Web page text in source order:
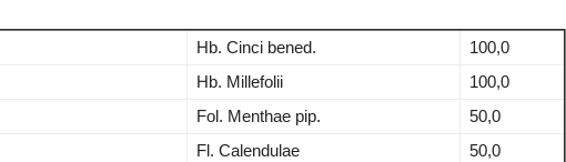
Hb. Cinci bened.
100,0
Hb. Millefolii
100,0
Fol. Menthae pip.
50,0
Fl. Calendulae
50,0